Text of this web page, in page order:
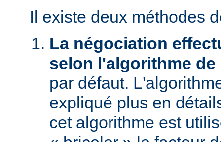
Il existe deux méthodes
La négociation
selon l'algorithme de
par défaut.
expliqué plus en
cet algorithme est